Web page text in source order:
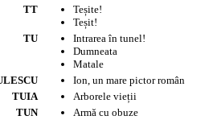
TT
Teșite!
Teșit!
TU
Intrarea în tunel!
Dumneata
Matale
Ion, un mare pictor român
TUIA
Arborele vieții
TUN
Armă cu obuze